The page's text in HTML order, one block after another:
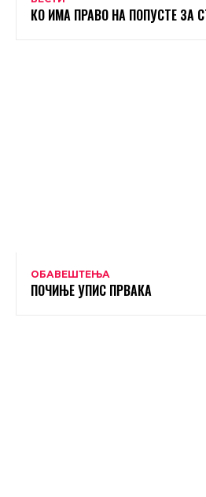
КО ИМА ПРАВО НА ПОПУСТЕ ЗА
ОБАВЕШТЕЊА
ПОЧИЊЕ УПИС ПРВАКА